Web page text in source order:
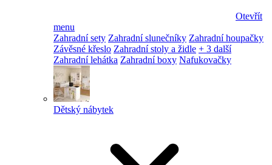
Otevřít
menu
Zahradní sety Zahradní slunečníky Zahradní houpačky
Závěsné křeslo Zahradní stoly a židle + 3 další
Zahradní lehátka Zahradní boxy Nafukovačky
Dětský nábytek